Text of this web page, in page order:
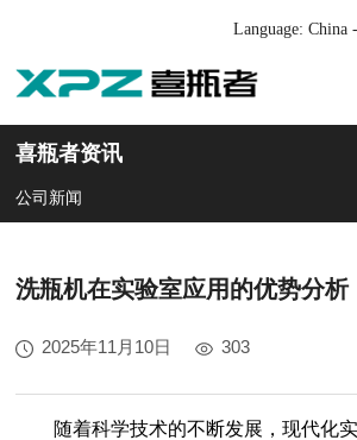
Language: China
喜瓶者资讯
公司新闻
洗瓶机在实验室应用的优势分析
2025年11月10日 303
随着科学技术的不断发展，现代化实